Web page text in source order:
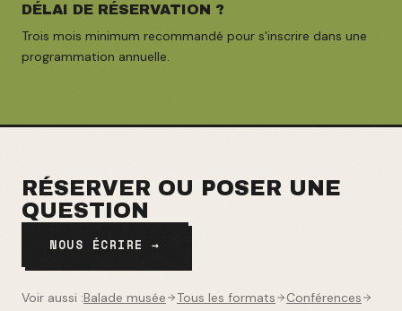
DÉLAI DE RÉSERVATION ?
Trois mois minimum recommandé pour s'inscrire dans une
programmation annuelle.
RÉSERVER OU POSER UNE
QUESTION
NOUS ÉCRIRE →
Voir aussi :Balade musée Tous les formats Conférences